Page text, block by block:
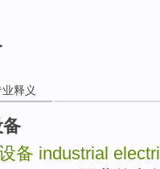
释义
备 industrial